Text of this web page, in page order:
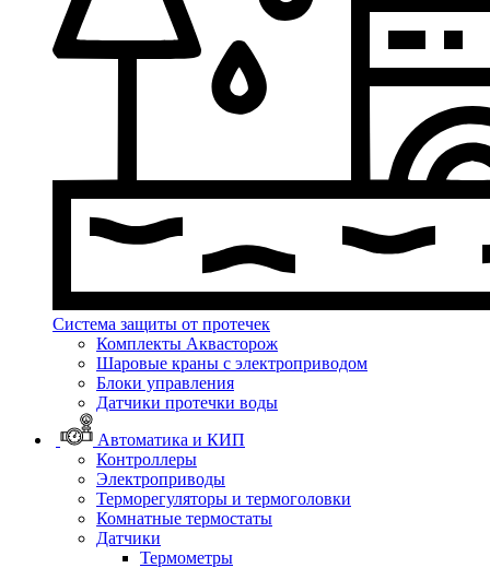
Система защиты от протечек
Комплекты Аквасторож
Шаровые краны с электроприводом
Блоки управления
Датчики протечки воды
Автоматика и КИП
Контроллеры
Электроприводы
Терморегуляторы и термоголовки
Комнатные термостаты
Датчики
Термометры